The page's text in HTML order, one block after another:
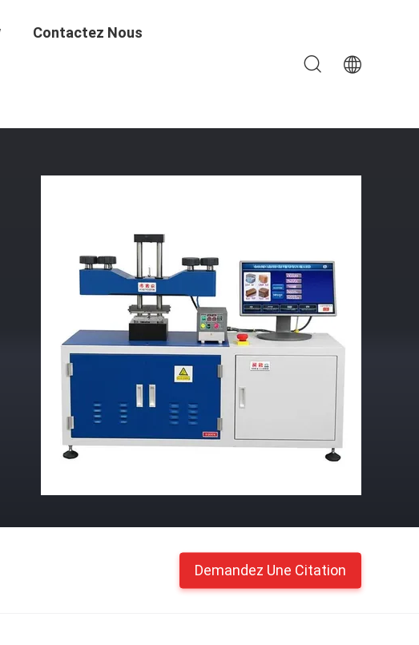
Contactez Nous
Demandez Une Citation